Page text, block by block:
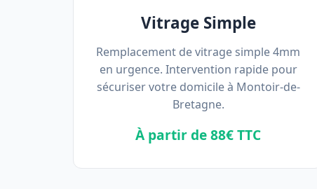
Vitrage Simple
Remplacement de vitrage simple 4mm
en urgence. Intervention rapide pour
sécuriser votre domicile à Montoir-de-
Bretagne.
À partir de 88€ TTC